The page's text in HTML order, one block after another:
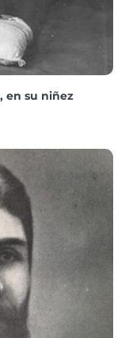
en su niñez